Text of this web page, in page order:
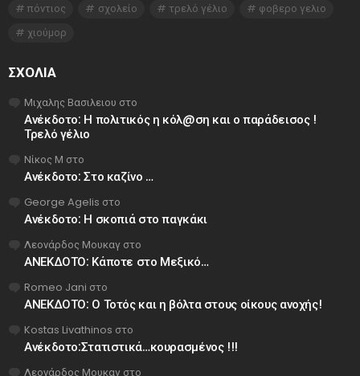
πόντιος
σχολείο τρελό γέλιο
φοβερο γελιο
χιούμορ
ΣΧΌΛΙΑ
Μιχαλης Βασιλειου στο
Ανέκδοτο: Η πολιτικός η κόλ@ση και ο παράδεισος !
Τρελό γέλιο
Νίκος Μ στο
Ανέκδοτο: Στο καζίνο …
George Agelis στο
Ανέκδοτο: Η σκοπιά στο παγκάκι
Λεονάρδος Μουκαγ στο
ΑΝΕΚΔΟΤΟ: Κάποτε στο Μεξικό…
Romeo Jani στο
ΑΝΕΚΔΟΤΟ: Ο Τοτός και η βόλτα στους οίκους ανοχής!
Kostas Livathinos στο
Ανέκδοτο:Στατιστικά…κουρασμένος !!!
Λεονάρδος Μουκαγ στο